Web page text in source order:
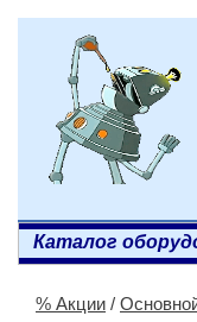
Каталог
% Акции /